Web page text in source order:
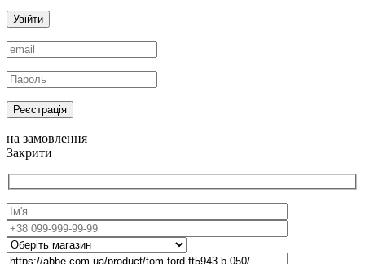
Увійти
Реєстрація
на замовлення
Закрити